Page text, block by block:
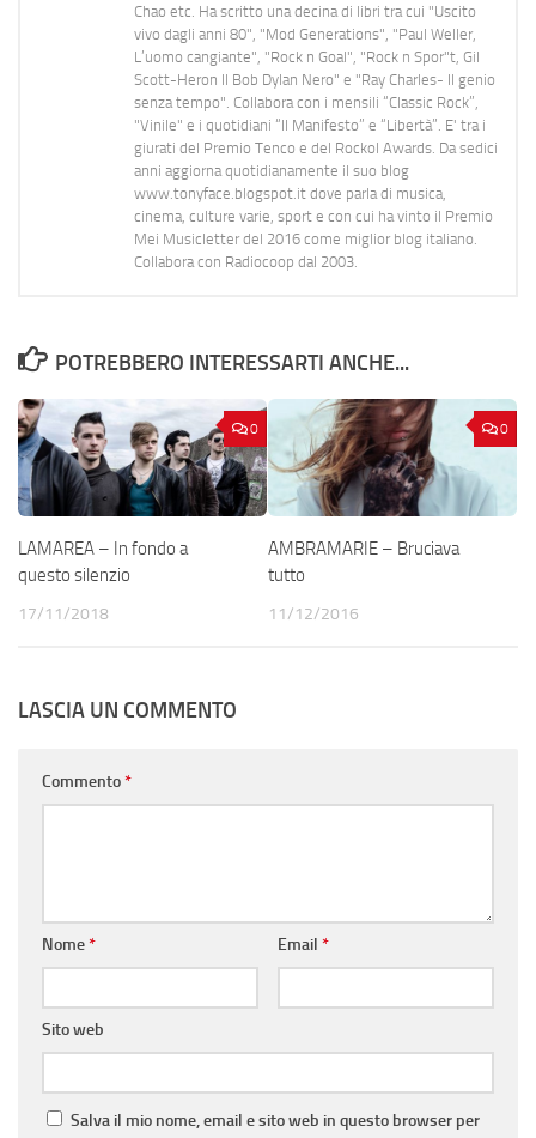
Chao etc. Ha scritto una decina di libri tra cui "Uscito
vivo dagli anni 80", "Mod Generations", "Paul Weller,
L’uomo cangiante", "Rock n Goal", "Rock n Spor"t, Gil
Scott-Heron Il Bob Dylan Nero" e "Ray Charles- Il genio
senza tempo". Collabora con i mensili “Classic Rock”,
"Vinile" e i quotidiani “Il Manifesto” e “Libertà”. E' tra i
giurati del Premio Tenco e del Rockol Awards. Da sedici
anni aggiorna quotidianamente il suo blog
www.tonyface.blogspot.it dove parla di musica,
cinema, culture varie, sport e con cui ha vinto il Premio
Mei Musicletter del 2016 come miglior blog italiano.
Collabora con Radiocoop dal 2003.
POTREBBERO INTERESSARTI ANCHE...
0
LAMAREA – In fondo a
questo silenzio
17/11/2018
0
AMBRAMARIE – Bruciava
tutto
11/12/2016
LASCIA UN COMMENTO
Commento*
Nome* Email *
Sito web
Salva il mio nome, email e sito web in questo browser per